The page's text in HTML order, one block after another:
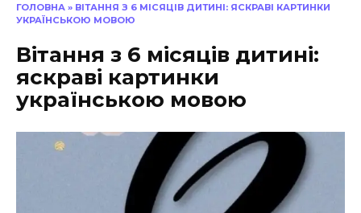
ГОЛОВНА » ВІТАННЯ З 6 МІСЯЦІВ ДИТИНІ: ЯСКРАВІ КАРТИНКИ
УКРАЇНСЬКОЮ МОВОЮ
Вітання з 6 місяців дитині:
яскраві картинки
українською мовою